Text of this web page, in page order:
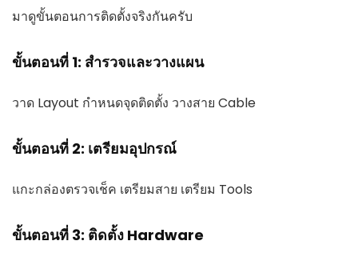
มาดูขั้นตอนการติดตั้งจริงกันครับ
ขั้นตอนที่ 1: สำรวจและวางแผน
วาด Layout กำหนดจุดติดตั้ง วางสาย Cable
ขั้นตอนที่ 2: เตรียมอุปกรณ์
แกะกล่องตรวจเช็ค เตรียมสาย เตรียม Tools
ขั้นตอนที่ 3: ติดตั้ง Hardware